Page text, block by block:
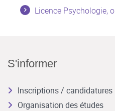
Licence Psychologie,
S'informer
Inscriptions / candidatures
Organisation des études